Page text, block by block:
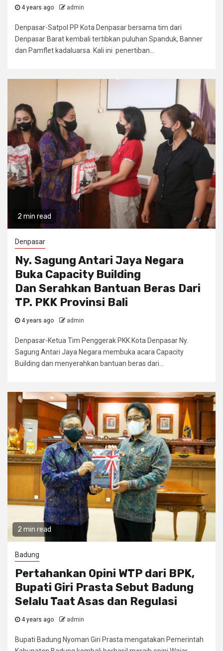
4 years ago admin
Denpasar-Satpol PP Kota Denpasar bersama tim dari
Denpasar Barat kembali tertibkan puluhan Spanduk, Banner
dan Pamflet kadaluarsa. Kali ini penertiban...
2 min read
Denpasar
Ny. Sagung Antari Jaya Negara
Buka Capacity Building
Dan Serahkan Bantuan Beras Dari
TP. PKK Provinsi Bali
4 years ago admin
Denpasar-Ketua Tim Penggerak PKK Kota Denpasar Ny.
Sagung Antari Jaya Negara membuka acara Capacity
Building dan menyerahkan bantuan beras dari...
2 min read
Badung
Pertahankan Opini WTP dari BPK,
Bupati Giri Prasta Sebut Badung
Selalu Taat Asas dan Regulasi
4 years ago admin
Bupati Badung Nyoman Giri Prasta mengatakan Pemerintah